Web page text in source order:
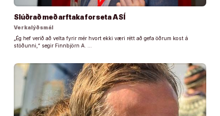
Slúðrað með arftaka forseta ASÍ
Verkalýðsmál
„Ég hef verið að velta fyrir mér hvort ekki væri rétt að gefa öðrum kost á
stöðunni,“ segir Finnbjörn A. …